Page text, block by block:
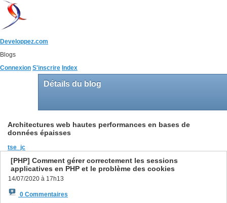
Developpez.com
Blogs
Connexion S'inscrire Index
Détails du blog
Architectures web hautes performances en bases de
données épaisses
tse_jc
[PHP] Comment gérer correctement les sessions
applicatives en PHP et le problème des cookies
14/07/2020 à 17h13
0 Commentaires